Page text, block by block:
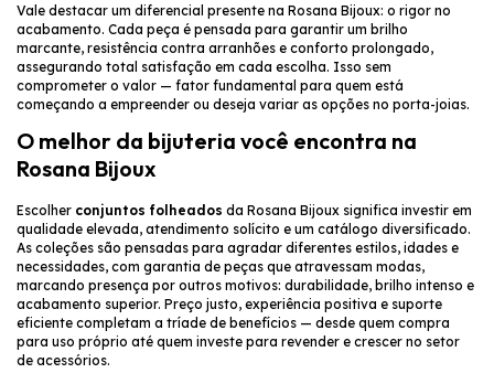
Vale destacar um diferencial presente na Rosana Bijoux: o rigor no
acabamento. Cada peça é pensada para garantir um brilho
marcante, resistência contra arranhões e conforto prolongado,
assegurando total satisfação em cada escolha. Isso sem
comprometer o valor — fator fundamental para quem está
começando a empreender ou deseja variar as opções no porta-joias.
O melhor da bijuteria você encontra na
Rosana Bijoux
Escolher conjuntos folheados da Rosana Bijoux significa investir em
qualidade elevada, atendimento solícito e um catálogo diversificado.
As coleções são pensadas para agradar diferentes estilos, idades e
necessidades, com garantia de peças que atravessam modas,
marcando presença por outros motivos: durabilidade, brilho intenso e
acabamento superior. Preço justo, experiência positiva e suporte
eficiente completam a tríade de benefícios — desde quem compra
para uso próprio até quem investe para revender e crescer no setor
de acessórios.